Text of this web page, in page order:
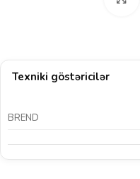
Texniki göstəricilər
BREND